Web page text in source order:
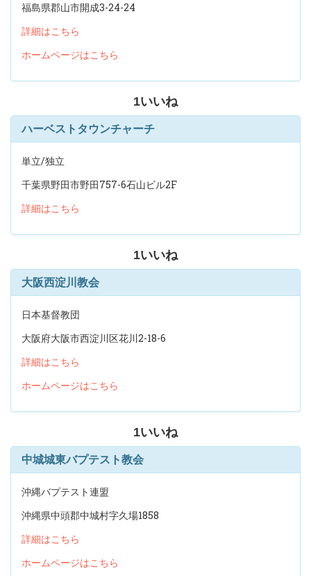
福島県郡山市開成3-24-24
詳細はこちら
ホームページはこちら
1いいね
ハーベストタウンチャーチ
単立/独立
千葉県野田市野田757-6石山ビル2F
詳細はこちら
1いいね
大阪西淀川教会
日本基督教団
大阪府大阪市西淀川区花川2-18-6
詳細はこちら
ホームページはこちら
1いいね
中城城東バプテスト教会
沖縄バプテスト連盟
沖縄県中頭郡中城村字久場1858
詳細はこちら
ホームページはこちら